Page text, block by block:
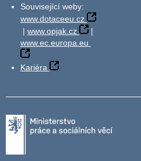
Související weby:
www.dotaceeu.cz
| www.opjak.cz
|
www.ec.europa.eu
Kariéra